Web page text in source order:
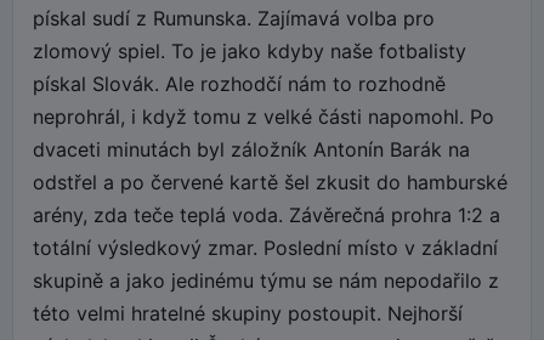
pískal sudí z Rumunska. Zajímavá volba pro
zlomový spiel. To je jako kdyby naše fotbalisty
pískal Slovák. Ale rozhodčí nám to rozhodně
neprohrál, i když tomu z velké části napomohl. Po
dvaceti minutách byl záložník Antonín Barák na
odstřel a po červené kartě šel zkusit do hamburské
arény, zda teče teplá voda. Závěrečná prohra 1:2 a
totální výsledkový zmar. Poslední místo v základní
skupině a jako jedinému týmu se nám nepodařilo z
této velmi hratelné skupiny postoupit. Nejhorší